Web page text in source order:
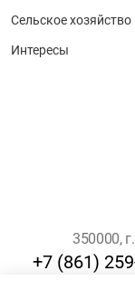
Сельское хозяйство
Интересы
350000,
+7 (861)